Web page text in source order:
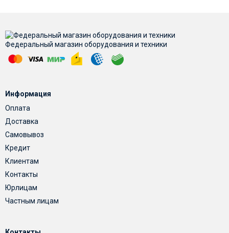
Федеральный магазин оборудования и техники
Информация
Оплата
Доставка
Самовывоз
Кредит
Клиентам
Контакты
Юрлицам
Частным лицам